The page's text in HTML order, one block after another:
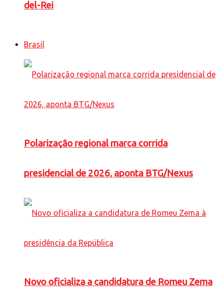
del-Rei
Brasil
Polarização regional marca corrida
presidencial de 2026, aponta BTG/Nexus
Novo oficializa a candidatura de Romeu Zema